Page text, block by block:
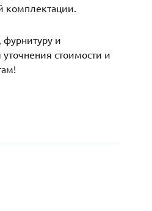
комплектации.
и
стоимости и